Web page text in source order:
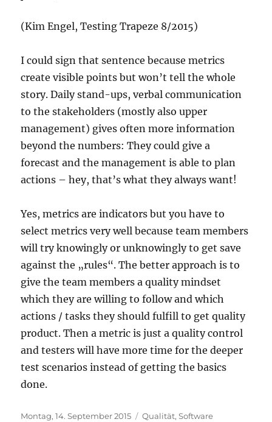
(Kim Engel, Testing Trapeze 8/2015)
I could sign that sentence because metrics
create visible points but won’t tell the whole
story. Daily stand-ups, verbal communication
to the stakeholders (mostly also upper
management) gives often more information
beyond the numbers: They could give a
forecast and the management is able to plan
actions – hey, that’s what they always want!
Yes, metrics are indicators but you have to
select metrics very well because team members
will try knowingly or unknowingly to get save
against the „rules“. The better approach is to
give the team members a quality mindset
which they are willing to follow and which
actions / tasks they should fulfill to get quality
product. Then a metric is just a quality control
and testers will have more time for the deeper
test scenarios instead of getting the basics
done.
Veröffentlicht
Montag, 14. September 2015 Kategorien
Qualität,Software